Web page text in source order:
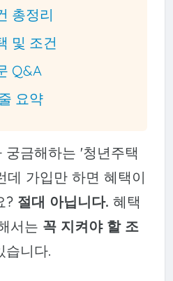
총정리
및 조건
Q&A
요약
금해하는 '청년주택
데 가입만 하면 혜택이
? 절대 아닙니다. 혜택
서는 꼭 지켜야 할 조
습니다.